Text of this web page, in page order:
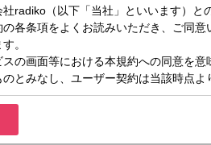
生活スタイル、思い出話、男と女のあんな話や